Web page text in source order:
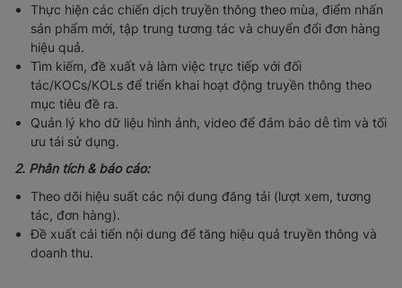
Thực hiện các chiến dịch truyền thông theo mùa, điểm nhấn
sản phẩm mới, tập trung tương tác và chuyển đổi đơn hàng
hiệu quả.
Tìm kiếm, đề xuất và làm việc trực tiếp với đối
tác/KOCs/KOLs để triển khai hoạt động truyền thông theo
mục tiêu đề ra.
Quản lý kho dữ liệu hình ảnh, video để đảm bảo dễ tìm và tối
ưu tái sử dụng.
2. Phân tích & báo cáo:
Theo dõi hiệu suất các nội dung đăng tải (lượt xem, tương
tác, đơn hàng).
Đề xuất cải tiến nội dung để tăng hiệu quả truyền thông và
doanh thu.